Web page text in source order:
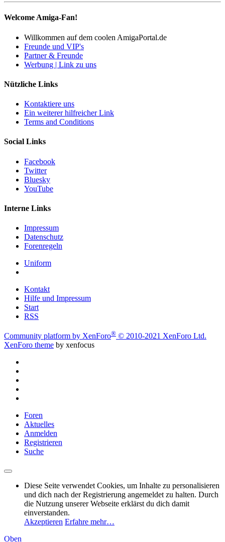
Welcome Amiga-Fan!
Willkommen auf dem coolen AmigaPortal.de
Freunde und VIP's
Partner & Freunde
Werbung | Link zu uns
Nützliche Links
Kontaktiere uns
Ein weiterer hilfreicher Link
Terms and Conditions
Social Links
Facebook
Twitter
Bluesky
YouTube
Interne Links
Impressum
Datenschutz
Forenregeln
Uniform
Kontakt
Hilfe und Impressum
Start
RSS
Community platform by XenForo® © 2010-2021 XenForo Ltd.
XenForo theme by xenfocus
Foren
Aktuelles
Anmelden
Registrieren
Suche
Diese Seite verwendet Cookies, um Inhalte zu personalisieren
und dich nach der Registrierung angemeldet zu halten. Durch
die Nutzung unserer Webseite erklärst du dich damit
einverstanden.
Akzeptieren Erfahre mehr…
Oben